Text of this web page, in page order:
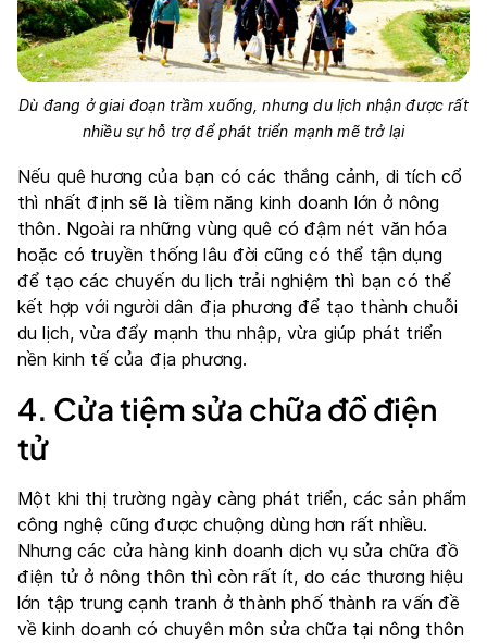
Dù đang ở giai đoạn trầm xuống, nhưng du lịch nhận được rất
nhiều sự hỗ trợ để phát triển mạnh mẽ trở lại
Nếu quê hương của bạn có các thắng cảnh, di tích cổ
thì nhất định sẽ là tiềm năng kinh doanh lớn ở nông
thôn. Ngoài ra những vùng quê có đậm nét văn hóa
hoặc có truyền thống lâu đời cũng có thể tận dụng
để tạo các chuyến du lịch trải nghiệm thì bạn có thể
kết hợp với người dân địa phương để tạo thành chuỗi
du lịch, vừa đẩy mạnh thu nhập, vừa giúp phát triển
nền kinh tế của địa phương.
4. Cửa tiệm sửa chữa đồ điện
tử
Một khi thị trường ngày càng phát triển, các sản phẩm
công nghệ cũng được chuộng dùng hơn rất nhiều.
Nhưng các cửa hàng kinh doanh dịch vụ sửa chữa đồ
điện tử ở nông thôn thì còn rất ít, do các thương hiệu
lớn tập trung cạnh tranh ở thành phố thành ra vấn đề
về kinh doanh có chuyên môn sửa chữa tại nông thôn